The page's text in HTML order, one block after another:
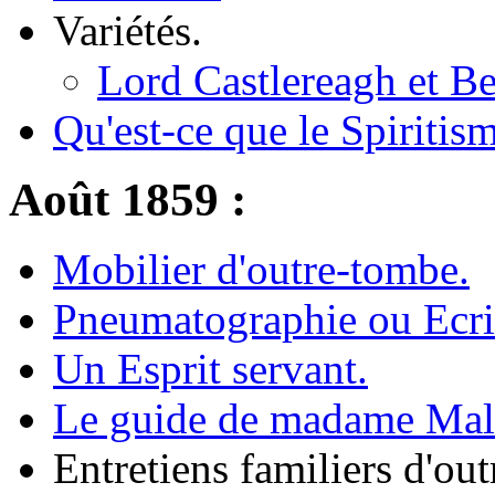
Variétés.
Lord Castlereagh et
Qu'est-ce que le
Août 1859 :
Mobilier d'outre-tombe.
Pneumatographie ou
Un Esprit servant.
Le guide de madame
Entretiens familiers